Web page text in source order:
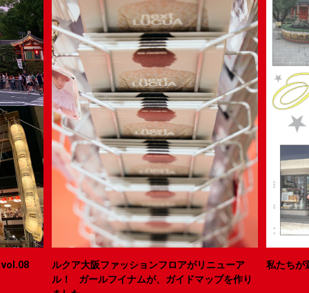
vol.08
ルクア大阪ファッションフロアがリニューア
ル！ ガールフイナムが、ガイドマップを作り
私たちが